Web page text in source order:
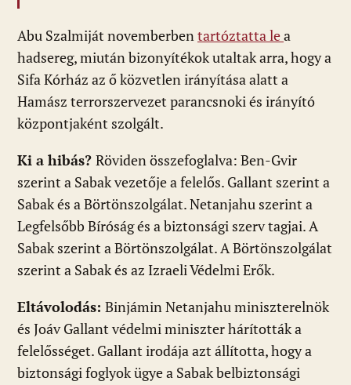
Abu Szalmiját novemberbentartóztatta lea
hadsereg, miután bizonyítékok utaltak arra, hogy a
Sifa Kórház az ő közvetlen irányítása alatt a
Hamász terrorszervezet parancsnoki és irányító
központjaként szolgált.
Ki a hibás? Röviden összefoglalva: Ben-Gvir
szerint a Sabak vezetője a felelős. Gallant szerint a
Sabak és a Börtönszolgálat. Netanjahu szerint a
Legfelsőbb Bíróság és a biztonsági szerv tagjai. A
Sabak szerint a Börtönszolgálat. A Börtönszolgálat
szerint a Sabak és az Izraeli Védelmi Erők.
Eltávolodás: Binjámin Netanjahu miniszterelnök
és Joáv Gallant védelmi miniszter hárították a
felelősséget. Gallant irodája azt állította, hogy a
biztonsági foglyok ügye a Sabak belbiztonsági